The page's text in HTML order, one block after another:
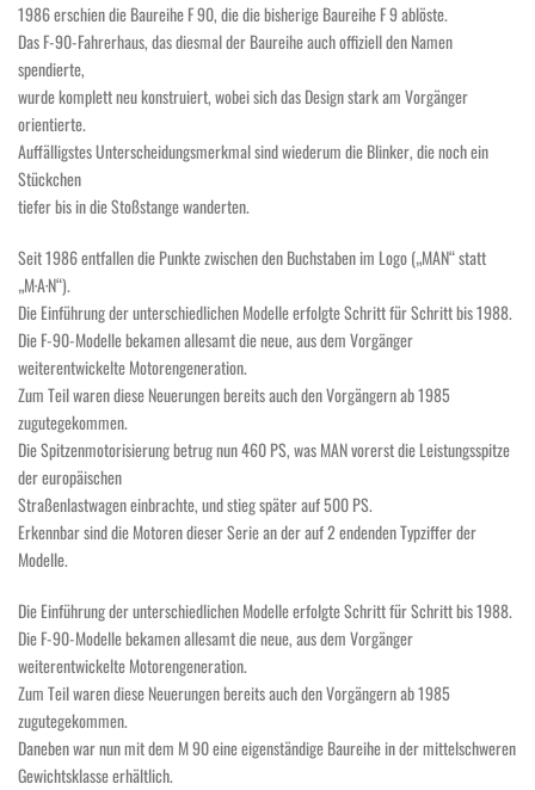
Fahrzeuge
Menge
1986 erschien die Baureihe F 90, die die bisherige Baureihe F 9 ablöste.
Das F-90-Fahrerhaus, das diesmal der Baureihe auch offiziell den Namen
spendierte,
wurde komplett neu konstruiert, wobei sich das Design stark am Vorgänger
orientierte.
Auffälligstes Unterscheidungsmerkmal sind wiederum die Blinker, die noch ein
Stückchen
tiefer bis in die Stoßstange wanderten.
Seit 1986 entfallen die Punkte zwischen den Buchstaben im Logo („MAN“ statt
„M·A·N“).
Die Einführung der unterschiedlichen Modelle erfolgte Schritt für Schritt bis 1988.
Die F-90-Modelle bekamen allesamt die neue, aus dem Vorgänger
weiterentwickelte Motorengeneration.
Zum Teil waren diese Neuerungen bereits auch den Vorgängern ab 1985
zugutegekommen.
Die Spitzenmotorisierung betrug nun 460 PS, was MAN vorerst die Leistungsspitze
der europäischen
Straßenlastwagen einbrachte, und stieg später auf 500 PS.
Erkennbar sind die Motoren dieser Serie an der auf 2 endenden Typziffer der
Modelle.
Die Einführung der unterschiedlichen Modelle erfolgte Schritt für Schritt bis 1988.
Die F-90-Modelle bekamen allesamt die neue, aus dem Vorgänger
weiterentwickelte Motorengeneration.
Zum Teil waren diese Neuerungen bereits auch den Vorgängern ab 1985
zugutegekommen.
Daneben war nun mit dem M 90 eine eigenständige Baureihe in der mittelschweren
Gewichtsklasse erhältlich.